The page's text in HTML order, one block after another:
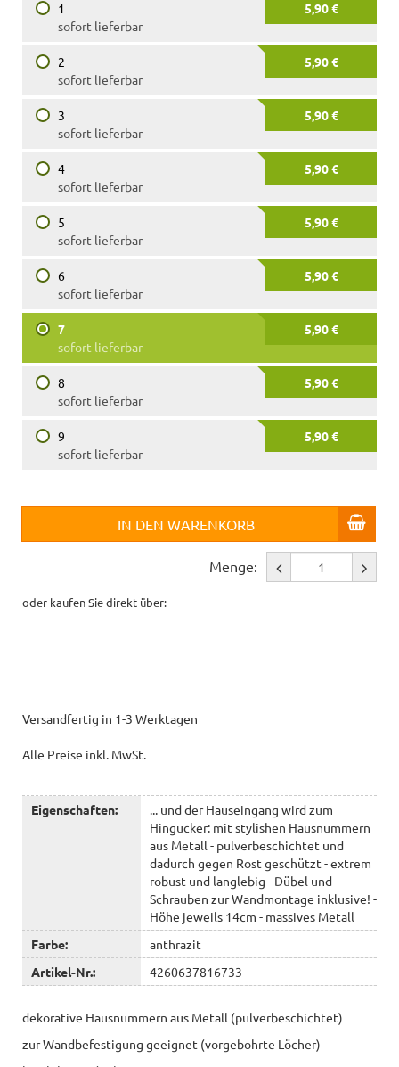
1
5,90 €
sofort lieferbar
2
5,90 €
sofort lieferbar
3
5,90 €
sofort lieferbar
4
5,90 €
sofort lieferbar
5
5,90 €
sofort lieferbar
6
5,90 €
sofort lieferbar
7
5,90 €
sofort lieferbar
8
5,90 €
sofort lieferbar
9
5,90 €
sofort lieferbar
IN DEN WARENKORB
Menge:
oder kaufen Sie direkt über:
Versandfertig in 1-3 Werktagen
Alle Preise inkl. MwSt.
Eigenschaften:
... und der Hauseingang wird zum
Hingucker: mit stylishen Hausnummern
aus Metall - pulverbeschichtet und
dadurch gegen Rost geschützt - extrem
robust und langlebig - Dübel und
Schrauben zur Wandmontage inklusive! -
Höhe jeweils 14cm - massives Metall
Farbe:
anthrazit
Artikel-Nr.:
4260637816733
dekorative Hausnummern aus Metall (pulverbeschichtet)
zur Wandbefestigung geeignet (vorgebohrte Löcher)